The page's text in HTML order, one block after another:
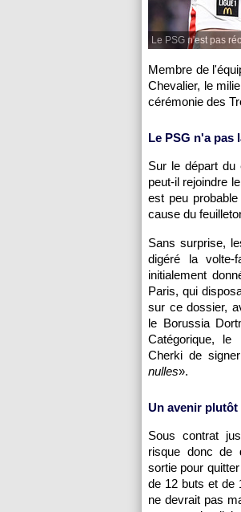
Le PSG n'est pas
Membre de
Chevalier, le
cérémonie des
Le PSG n'a pas
Sur le départ du
peut-il rejoindre
est peu
cause du
Sans surprise,
digéré la volte-
initialement
Paris, qui
sur ce dossier,
le Borussia
Catégorique,
Cherki de
nulles».
Un avenir plutôt
Sous contrat
risque donc de
sortie pour
de 12 buts et de
ne devrait pas